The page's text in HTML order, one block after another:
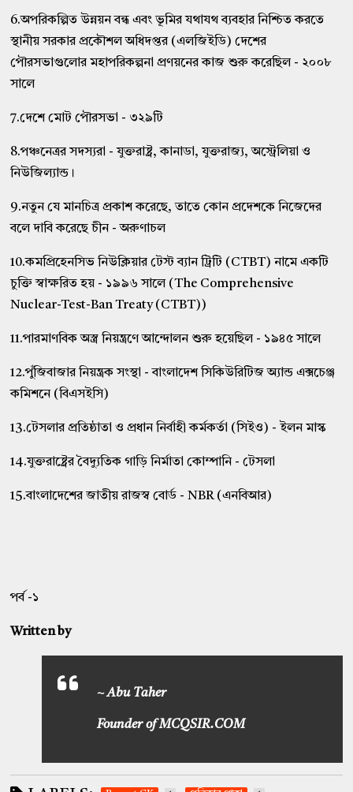
6.অপরিকল্পিত উন্নয়ন বন্ধ এবং ভূমির যথাযথ ব্যবহার নিশ্চিত করতে
স্থানীয় সরকার প্রকৌশল অধিদপ্তর (এলজিইডি) দেশের
পৌরসভাগুলোর মহাপরিকল্পনা প্রণয়নের কাজ শুরু করেছিল - ২০০৮
সালে
7.দেশে মোট পৌরসভা - ৩২৯টি
8.পঞ্চনেত্রর সদস্যরা - যুক্তরাষ্ট্র, কানাডা, যুক্তরাজ্য, অস্ট্রেলিয়া ও
নিউজিল্যান্ড।
9.নতুন যে মানচিত্র প্রকাশ করেছে, তাতে কোন প্রদেশকে নিজেদের
বলে দাবি করেছে চীন - অরুণাচল
10.কমপ্রিহেনসিভ নিউক্লিয়ার টেস্ট ব্যান ট্রিটি (CTBT) নামে একটি
চুক্তি স্বাক্ষরিত হয় - ১৯৯৬ সালে (The Comprehensive
Nuclear-Test-Ban Treaty (CTBT))
11.পারমাণবিক অস্ত্র নিয়ন্ত্রণে আন্দোলন শুরু হয়েছিল - ১৯৪৫ সালে
12.পুঁজিবাজার নিয়ন্ত্রক সংস্থা - বাংলাদেশ সিকিউরিটিজ অ্যান্ড এক্সচেঞ্জ
কমিশনে (বিএসইসি)
13.টেসলার প্রতিষ্ঠাতা ও প্রধান নির্বাহী কর্মকর্তা (সিইও) - ইলন মাস্ক
14.যুক্তরাষ্ট্রের বৈদ্যুতিক গাড়ি নির্মাতা কোম্পানি - টেসলা
15.বাংলাদেশের জাতীয় রাজস্ব বোর্ড - NBR (এনবিআর)
পর্ব -১
Written by
~ Abu Taher
Founder of MCQSIR.COM